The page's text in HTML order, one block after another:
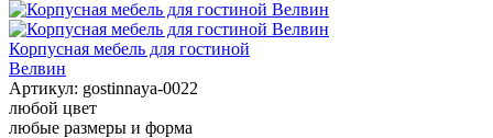
Корпусная мебель для гостиной
Велвин
Артикул: gostinnaya-0022
любой цвет
любые размеры и форма